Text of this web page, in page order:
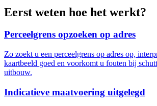
Eerst weten hoe het werkt?
Perceelgrens opzoeken op adres
Zo zoekt u een perceelgrens op adres op,
kaartbeeld goed en voorkomt u fouten bij
uitbouw.
Indicatieve maatvoering uitgelegd